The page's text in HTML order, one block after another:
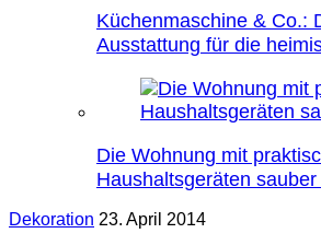
Küchenmaschine & Co.:
Ausstattung für die
Die Wohnung mit
Haushaltsgeräten sauber
Dekoration 23. April 2014